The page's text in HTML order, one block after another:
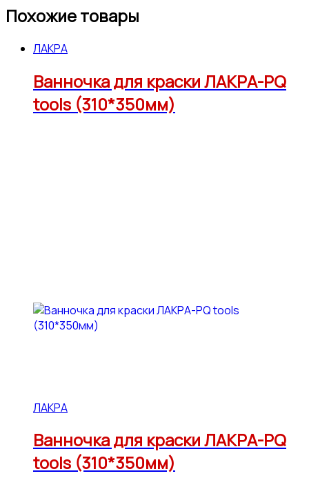
Похожие товары
ЛАКРА
Ванночка для краски ЛАКРА-PQ
tools (310*350мм)
ЛАКРА
Ванночка для краски ЛАКРА-PQ
tools (310*350мм)